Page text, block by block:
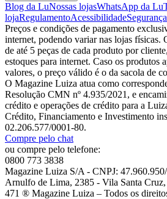
Blog da LuNossas lojasWhatsApp da Lu
lojaRegulamentoAcessibilidade
Preços e condições de pagamento
internet, podendo variar nas lojas físicas.
de até 5 peças de cada produto por
estoques para internet. Caso os produtos
valores, o preço válido é o da sacola de
O Magazine Luiza atua como
Resolução CMN nº 4.935/2021, e
crédito e operações de crédito para a
Crédito, Financiamento e Investimento
02.206.577/0001-80.
Compre pelo chat
ou compre pelo telefone:
0800 773 3838
Magazine Luiza S/A - CNPJ:
Arnulfo de Lima, 2385 - Vila Santa
471 ® Magazine Luiza – Todos os